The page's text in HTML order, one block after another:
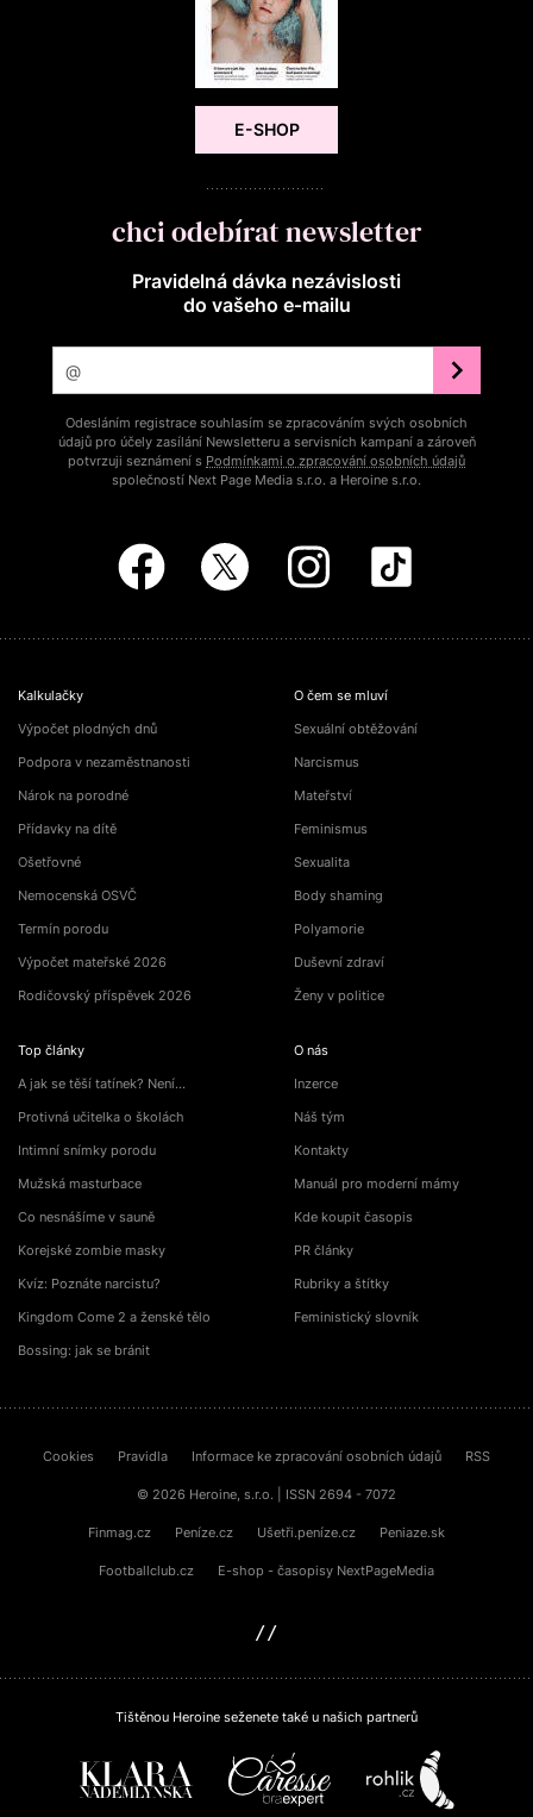
E-SHOP
chci odebírat newsletter
Pravidelná dávka nezávislosti
do vašeho e‑mailu
Odesláním registrace souhlasím se zpracováním svých osobních
údajů pro účely zasílání Newsletteru a servisních kampaní a zároveň
potvrzuji seznámení s Podmínkami o zpracování osobních údajů
společností Next Page Media s.r.o. a Heroine s.r.o.
Kalkulačky
Výpočet plodných dnů
Podpora v nezaměstnanosti
Nárok na porodné
Přídavky na dítě
Ošetřovné
Nemocenská OSVČ
Termín porodu
Výpočet mateřské 2026
Rodičovský příspěvek 2026
Top články
A jak se těší tatínek? Není…
Protivná učitelka o školách
Intimní snímky porodu
Mužská masturbace
Co nesnášíme v sauně
Korejské zombie masky
Kvíz: Poznáte narcistu?
Kingdom Come 2 a ženské tělo
Bossing: jak se bránit
O čem se mluví
Sexuální obtěžování
Narcismus
Mateřství
Feminismus
Sexualita
Body shaming
Polyamorie
Duševní zdraví
Ženy v politice
O nás
Inzerce
Náš tým
Kontakty
Manuál pro moderní mámy
Kde koupit časopis
PR články
Rubriky a štítky
Feministický slovník
Cookies Pravidla Informace ke zpracování osobních údajů RSS
© 2026 Heroine, s.r.o. | ISSN 2694 - 7072
Finmag.cz Peníze.cz Ušetři.peníze.cz Peniaze.sk
Footballclub.cz E-shop - časopisy NextPageMedia
Tištěnou Heroine seženete také u našich partnerů